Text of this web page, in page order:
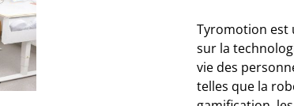
Tyromotion est
sur la
vie des
telles que la